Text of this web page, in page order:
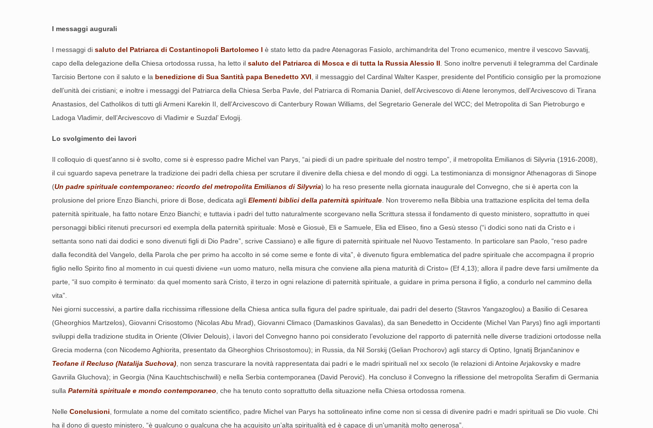
I messaggi augurali
I messaggi di saluto del Patriarca di Costantinopoli Bartolomeo I è stato letto da padre Atenagoras Fasiolo, archimandrita del Trono ecumenico, mentre il vescovo Savvatij,
capo della delegazione della Chiesa ortodossa russa, ha letto il saluto del Patriarca di Mosca e di tutta la Russia Alessio II . Sono inoltre pervenuti il telegramma del Cardinale
Tarcisio Bertone con il saluto e la benedizione di Sua Santità papa Benedetto XVI , il messaggio del Cardinal Walter Kasper, presidente del Pontificio consiglio per la promozione
dell’unità dei cristiani; e inoltre i messaggi del Patriarca della Chiesa Serba Pavle, del Patriarca di Romania Daniel, dell’Arcivescovo di Atene Ieronymos, dell’Arcivescovo di Tirana
Anastasios, del Catholikos di tutti gli Armeni Karekin II, dell’Arcivescovo di Canterbury Rowan Williams, del Segretario Generale del WCC; del Metropolita di San Pietroburgo e
Ladoga Vladimir, dell’Arcivescovo di Vladimir e Suzdal’ Evlogij.
Lo svolgimento dei lavori
Il colloquio di quest'anno si è svolto, come si è espresso padre Michel van Parys, “ai piedi di un padre spirituale del nostro tempo”, il metropolita Emilianos di Silyvria (1916-2008),
il cui sguardo sapeva penetrare la tradizione dei padri della chiesa per scrutare il divenire della chiesa e del mondo di oggi. La testimonianza di monsignor Athenagoras di Sinope
(Un padre spirituale contemporaneo: ricordo del metropolita Emilianos di Silyvria) lo ha reso presente nella giornata inaugurale del Convegno, che si è aperta con la
prolusione del priore Enzo Bianchi, priore di Bose, dedicata agli Elementi biblici della paternità spirituale . Non troveremo nella Bibbia una trattazione esplicita del tema della
paternità spirituale, ha fatto notare Enzo Bianchi; e tuttavia i padri del tutto naturalmente scorgevano nella Scrittura stessa il fondamento di questo ministero, soprattutto in quei
personaggi biblici ritenuti precursori ed exempla della paternità spirituale: Mosè e Giosuè, Eli e Samuele, Elia ed Eliseo, fino a Gesù stesso (“i dodici sono nati da Cristo e i
settanta sono nati dai dodici e sono divenuti figli di Dio Padre”, scrive Cassiano) e alle figure di paternità spirituale nel Nuovo Testamento. In particolare san Paolo, “reso padre
dalla fecondità del Vangelo, della Parola che per primo ha accolto in sé come seme e fonte di vita”, è divenuto figura emblematica del padre spirituale che accompagna il proprio
figlio nello Spirito fino al momento in cui questi diviene «un uomo maturo, nella misura che conviene alla piena maturità di Cristo» (Ef 4,13); allora il padre deve farsi umilmente da
parte, “il suo compito è terminato: da quel momento sarà Cristo, il terzo in ogni relazione di paternità spirituale, a guidare in prima persona il figlio, a condurlo nel cammino della
vita”.
Nei giorni successivi, a partire dalla ricchissima riflessione della Chiesa antica sulla figura del padre spirituale, dai padri del deserto (Stavros Yangazoglou) a Basilio di Cesarea
(Gheorghios Martzelos), Giovanni Crisostomo (Nicolas Abu Mrad), Giovanni Climaco (Damaskinos Gavalas), da san Benedetto in Occidente (Michel Van Parys) fino agli importanti
sviluppi della tradizione studita in Oriente (Olivier Delouis), i lavori del Convegno hanno poi considerato l’evoluzione del rapporto di paternità nelle diverse tradizioni ortodosse nella
Grecia moderna (con Nicodemo Aghiorita, presentato da Gheorghios Chrisostomou); in Russia, da Nil Sorskij (Gelian Prochorov) agli starcy di Optino, Ignatij Brjančaninov e
Teofane il Recluso (Natalija Suchova) , non senza trascurare la novità rappresentata dai padri e le madri spirituali nel xx secolo (le relazioni di Antoine Arjakovsky e madre
Gavriila Gluchova); in Georgia (Nina Kauchtschischwili) e nella Serbia contemporanea (David Perović). Ha concluso il Convegno la riflessione del metropolita Serafim di Germania
sulla Paternità spirituale e mondo contemporaneo , che ha tenuto conto soprattutto della situazione nella Chiesa ortodossa romena.
Nelle Conclusioni , formulate a nome del comitato scientifico, padre Michel van Parys ha sottolineato infine come non si cessa di divenire padri e madri spirituali se Dio vuole. Chi
ha il dono di questo ministero, “è qualcuno o qualcuna che ha acquisito un’alta spiritualità ed è capace di un'umanità molto generosa”.